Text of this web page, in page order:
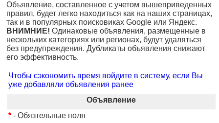
Объявление, составленное с учетом вышеприведенных
правил, будет легко находиться как на наших страницах,
так и в популярных поисковиках Google или Яндекс.
ВНИМНИЕ! Одинаковые объявления, размещенные в
нескольких категориях или регионах, будут удаляться
без предупреждения. Дубликаты объявления снижают
его эффективность.
Чтобы сэкономить время войдите в систему, если Вы
уже добавляли объявления ранее
Объявление
* - Обязтельные поля